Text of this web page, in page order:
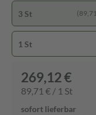
3 St
1 St
269,12 €
89,71 € / 1 St
sofort lieferbar